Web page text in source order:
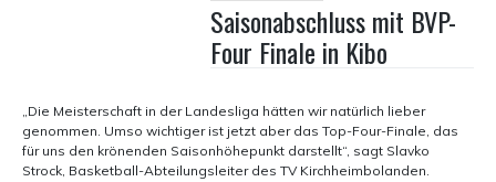
Saisonabschluss mit BVP-
Four Finale in Kibo
„Die Meisterschaft in der Landesliga hätten wir natürlich lieber
genommen. Umso wichtiger ist jetzt aber das Top-Four-Finale, das
für uns den krönenden Saisonhöhepunkt darstellt“, sagt Slavko
Strock, Basketball-Abteilungsleiter des TV Kirchheimbolanden.